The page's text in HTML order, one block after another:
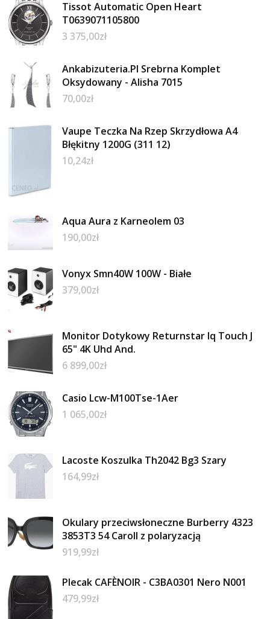
Tissot Automatic Open Heart
T0639071105800
3 375,00zł
Ankabizuteria.Pl Srebrna Komplet
Oksydowany - Alisha 7015
70,00zł
Vaupe Teczka Na Rzep Skrzydłowa A4
Błękitny 1200G (311 12)
10,24zł
Aqua Aura z Karneolem 03
190,00zł
Vonyx Smn40W 100W - Białe
379,00zł
Monitor Dotykowy Returnstar Iq Touch J
65" 4K Uhd And.
6 899,00zł
Casio Lcw-M100Tse-1Aer
1 065,00zł
Lacoste Koszulka Th2042 Bg3 Szary
164,99zł
Okulary przeciwsłoneczne Burberry 4323
3853T3 54 Caroll z polaryzacją
919,99zł
Plecak CAFÈNOIR - C3BA0301 Nero N001
479,99zł